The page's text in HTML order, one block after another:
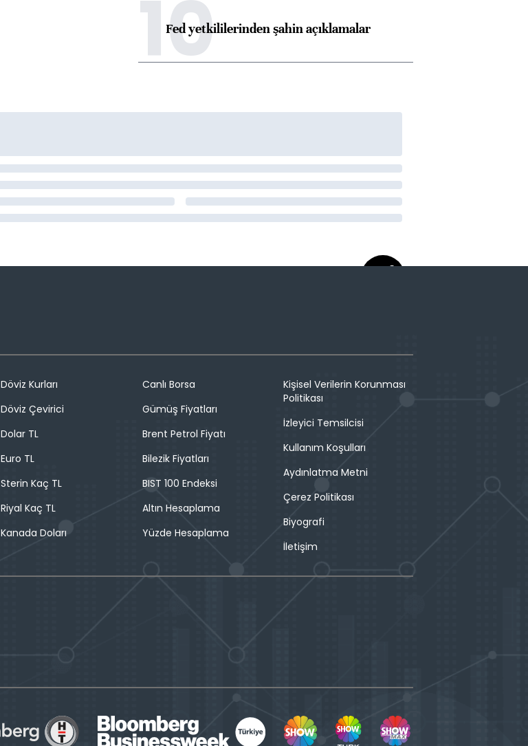
10
Fed yetkililerinden şahin açıklamalar
Döviz Kurları
Döviz Çevirici
Dolar TL
Euro TL
Sterin Kaç TL
Riyal Kaç TL
Kanada Doları
Canlı Borsa
Gümüş Fiyatları
Brent Petrol Fiyatı
Bilezik Fiyatları
BIST 100 Endeksi
Altın Hesaplama
Yüzde Hesaplama
Kişisel Verilerin Korunması
Politikası
İzleyici Temsilcisi
Kullanım Koşulları
Aydınlatma Metni
Çerez Politikası
Biyografi
İletişim